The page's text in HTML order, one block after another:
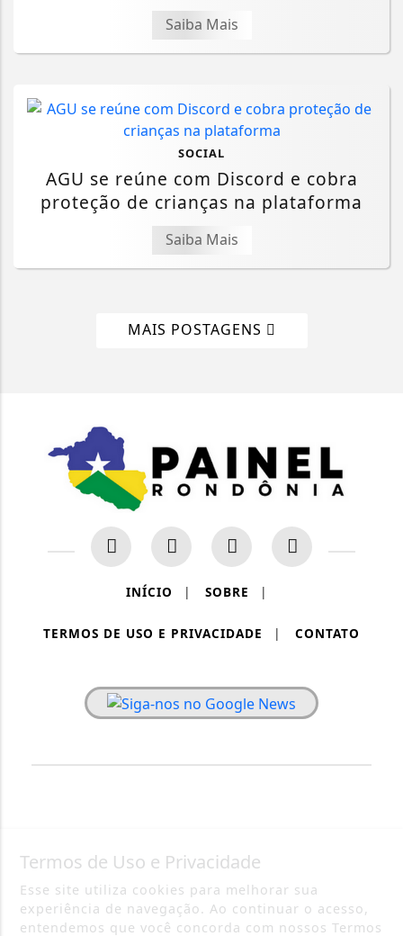
Saiba Mais
SOCIAL
AGU se reúne com Discord e cobra
proteção de crianças na plataforma
Saiba Mais
MAIS POSTAGENS
INÍCIO | SOBRE |
TERMOS DE USO E PRIVACIDADE | CONTATO
Termos de Uso e Privacidade
Esse site utiliza cookies para melhorar sua
experiência de navegação. Ao continuar o acesso,
entendemos que você concorda com nossos Termos